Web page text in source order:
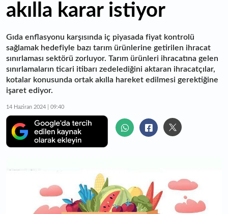
akılla karar istiyor
Gıda enflasyonu karşısında iç piyasada fiyat kontrolü
sağlamak hedefiyle bazı tarım ürünlerine getirilen ihracat
sınırlaması sektörü zorluyor. Tarım ürünleri ihracatına gelen
sınırlamaların ticari itibarı zedelediğini aktaran ihracatçılar,
kotalar konusunda ortak akılla hareket edilmesi gerektiğine
işaret ediyor.
14 Haziran 2024 | 09:40